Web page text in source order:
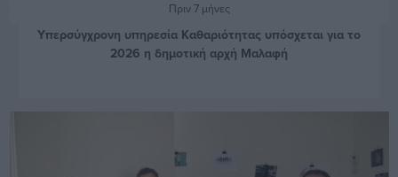
Πριν 7 μήνες
Υπερσύγχρονη υπηρεσία Καθαριότητας υπόσχεται για το
2026 η δημοτική αρχή Μαλαφή